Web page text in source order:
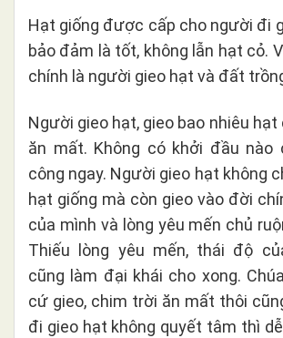
Hạt giống được cấp cho người đi
bảo đảm là tốt, không lẫn hạt cỏ.
chính là người gieo hạt và đất
Người gieo hạt, gieo bao nhiêu
ăn mất. Không có khởi đầu nào
công ngay. Người gieo hạt không
hạt giống mà còn gieo vào đời
của mình và lòng yêu mến chủ
Thiếu lòng yêu mến, thái độ
cũng làm đại khái cho xong.
cứ gieo, chim trời ăn mất thôi
đi gieo hạt không quyết tâm thì